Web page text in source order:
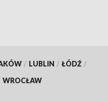
/ LUBLIN / ŁÓDŹ /
WROCŁAW